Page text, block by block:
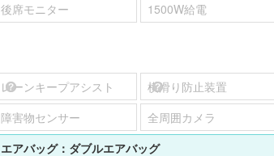
後席モニター 1500W給電
レーンキープアシスト
横滑り防止装置
障害物センサー
全周囲カメラ
エアバッグ： ダブルエアバッグ